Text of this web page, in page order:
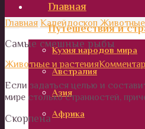
Главная
Путешествия и
Кухня народов мира
Австралия
Азия
Африка
Главная Калейдоскоп Животные
Самые смешные рыбы
Животные и растения
Если задаться целью и
мире столько странностей,
Скорпена